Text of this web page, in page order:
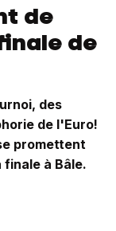
de
de
des
de l'Euro!
promettent
à Bâle.